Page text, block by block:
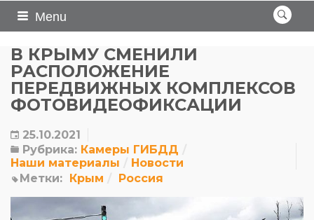
Menu
В КРЫМУ СМЕНИЛИ
РАСПОЛОЖЕНИЕ
ПЕРЕДВИЖНЫХ КОМПЛЕКСОВ
ФОТОВИДЕОФИКСАЦИИ
25.10.2021
Рубрика: Камеры ГИБДД
Наши материалы
Новости
Метки: Крым Россия